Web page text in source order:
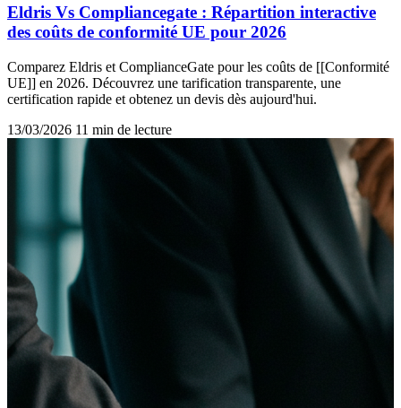
Eldris Vs Compliancegate : Répartition interactive
des coûts de conformité UE pour 2026
Comparez Eldris et ComplianceGate pour les coûts de [[Conformité
UE]] en 2026. Découvrez une tarification transparente, une
certification rapide et obtenez un devis dès aujourd'hui.
13/03/2026 11 min de lecture